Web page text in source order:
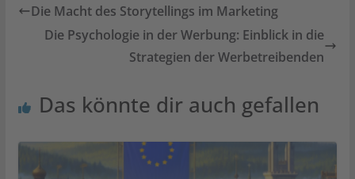
Die Macht des Storytellings im Marketing
Die Psychologie in der Werbung: Einblick in die
Strategien der Werbetreibenden
Das könnte dir auch gefallen